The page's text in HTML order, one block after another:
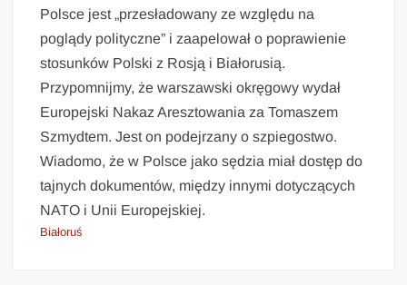
Polsce jest „przesładowany ze względu na
poglądy polityczne” i zaapelował o poprawienie
stosunków Polski z Rosją i Białorusią.
Przypomnijmy, że warszawski okręgowy wydał
Europejski Nakaz Aresztowania za Tomaszem
Szmydtem. Jest on podejrzany o szpiegostwo.
Wiadomo, że w Polsce jako sędzia miał dostęp do
tajnych dokumentów, między innymi dotyczących
NATO i Unii Europejskiej.
Białoruś